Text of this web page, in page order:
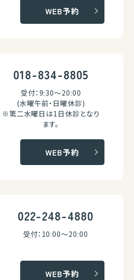
WEB予約
018-834-8805
受付：9:30～20:00
(水曜午前・日曜休診)
※第二水曜日は1日休診となり
ます。
WEB予約
022-248-4880
受付：10:00～20:00
WEB予約